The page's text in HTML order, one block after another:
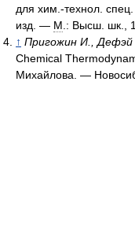
для хим.-технол.
изд. — М.: Высш. шк.,
↑ Пригожин И., Дефэй
Chemical
Михайлова. —